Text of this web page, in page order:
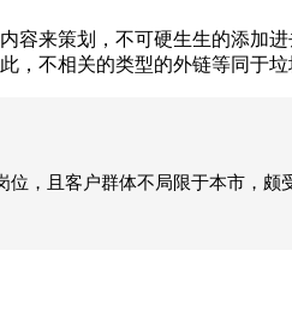
策划，不可硬生生的添加进
不相关的类型的外链等同于
，且客户群体不局限于本市，